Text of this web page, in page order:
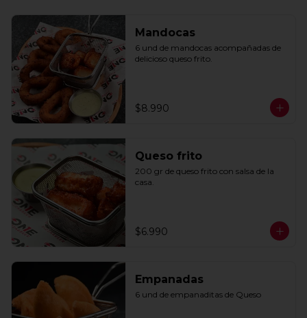
Mandocas
6 und de mandocas acompañadas de
delicioso queso frito.
$8.990
Queso frito
200 gr de queso frito con salsa de la
casa.
$6.990
Empanadas
6 und de empanaditas de Queso